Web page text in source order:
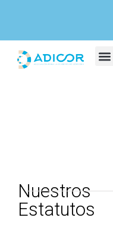
Nuestros
Estatutos